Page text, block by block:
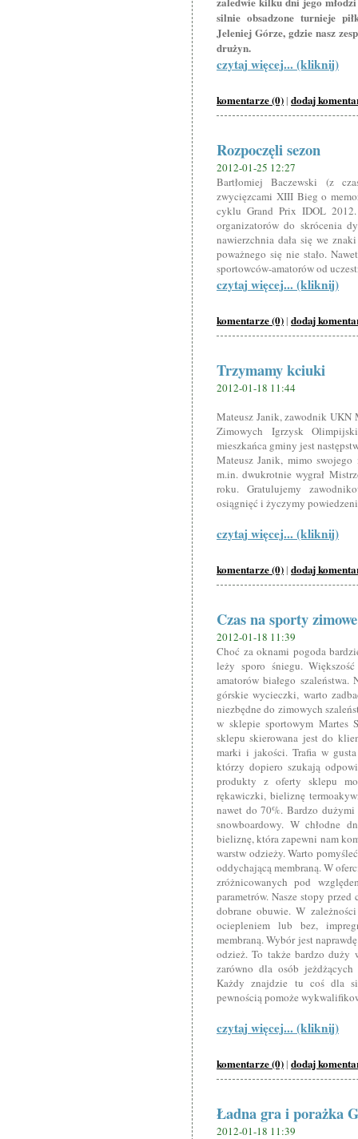
silnie obsadzone turnieje
Jeleniej Górze, gdzie nasz
drużyn.
czytaj więcej... (kliknij)
komentarze (0) | dodaj
Rozpoczęli sezon
2012-01-25 12:27
Bartłomiej Baczewski (z
zwycięzcami XIII Bieg o
cyklu Grand Prix IDOL
organizatorów do skrócenia
nawierzchnia dała się we
poważnego się nie stało.
sportowców-amatorów od
czytaj więcej... (kliknij)
komentarze (0) | dodaj
Trzymamy kciuki
2012-01-18 11:44
Mateusz Janik, zawodnik UKN
Zimowych Igrzysk
mieszkańca gminy jest
Mateusz Janik, mimo
m.in. dwukrotnie wygrał
roku. Gratulujemy
osiągnięć i życzymy
czytaj więcej... (kliknij)
komentarze (0) | dodaj
Czas na sporty zimowe
2012-01-18 11:39
Choć za oknami pogoda
leży sporo śniegu.
amatorów białego
górskie wycieczki, warto
niezbędne do zimowych
w sklepie sportowym Martes
sklepu skierowana jest do
marki i jakości. Trafia w
którzy dopiero szukają
produkty z oferty sklepu
rękawiczki, bieliznę
nawet do 70%. Bardzo
snowboardowy. W chłodne
bieliznę, która zapewni nam
warstw odzieży. Warto
oddychającą membraną. W
zróżnicowanych pod
parametrów. Nasze stopy
dobrane obuwie. W
ociepleniem lub bez,
membraną. Wybór jest
odzież. To także bardzo duży
zarówno dla osób
Każdy znajdzie tu coś dla
pewnością pomoże
czytaj więcej... (kliknij)
komentarze (0) | dodaj
Ładna gra i porażka
2012-01-18 11:39